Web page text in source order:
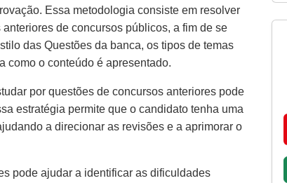
Essa metodologia consiste em resolver
de concursos públicos, a fim de se
das Questões da banca, os tipos de temas
como o conteúdo é apresentado.
por questões de concursos anteriores pode
estratégia permite que o candidato tenha uma
a direcionar as revisões e a aprimorar o
pode ajudar a identificar as dificuldades